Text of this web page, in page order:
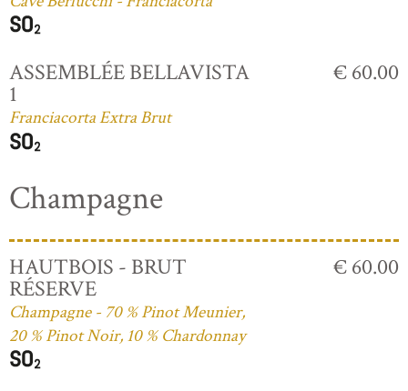
ASSEMBLÉE BELLAVISTA
1
Franciacorta Extra Brut
€ 60.00
Champagne
HAUTBOIS - BRUT
RÉSERVE
Champagne - 70 % Pinot Meunier,
20 % Pinot Noir, 10 % Chardonnay
€ 60.00